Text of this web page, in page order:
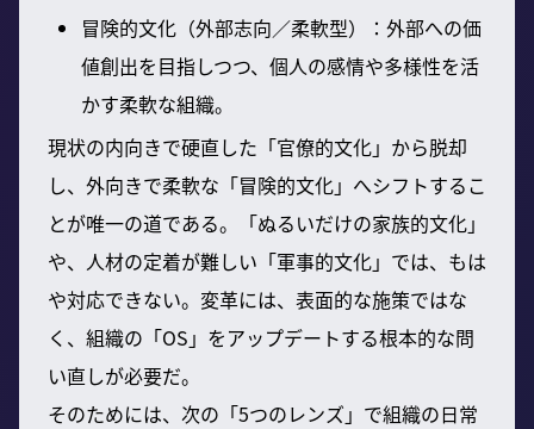
冒険的文化（外部志向／柔軟型）：外部への価
値創出を目指しつつ、個人の感情や多様性を活
かす柔軟な組織。
現状の内向きで硬直した「官僚的文化」から脱却
し、外向きで柔軟な「冒険的文化」へシフトするこ
とが唯一の道である。「ぬるいだけの家族的文化」
や、人材の定着が難しい「軍事的文化」では、もは
や対応できない。変革には、表面的な施策ではな
く、組織の「OS」をアップデートする根本的な問
い直しが必要だ。
そのためには、次の「5つのレンズ」で組織の日常